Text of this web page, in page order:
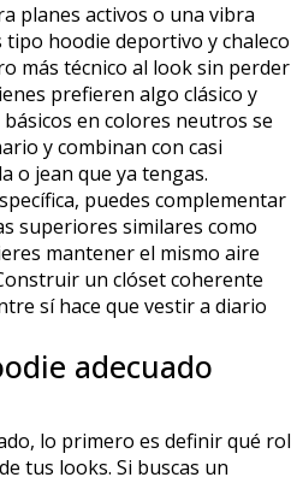
planes activos o una vibra
hoodie deportivo y chaleco
más técnico al look sin perder
prefieren algo clásico y
en colores neutros se
y combinan con casi
o jean que ya tengas.
puedes complementar
superiores similares como
mantener el mismo aire
un clóset coherente
sí hace que vestir a diario
adecuado
lo primero es definir qué rol
tus looks. Si buscas un